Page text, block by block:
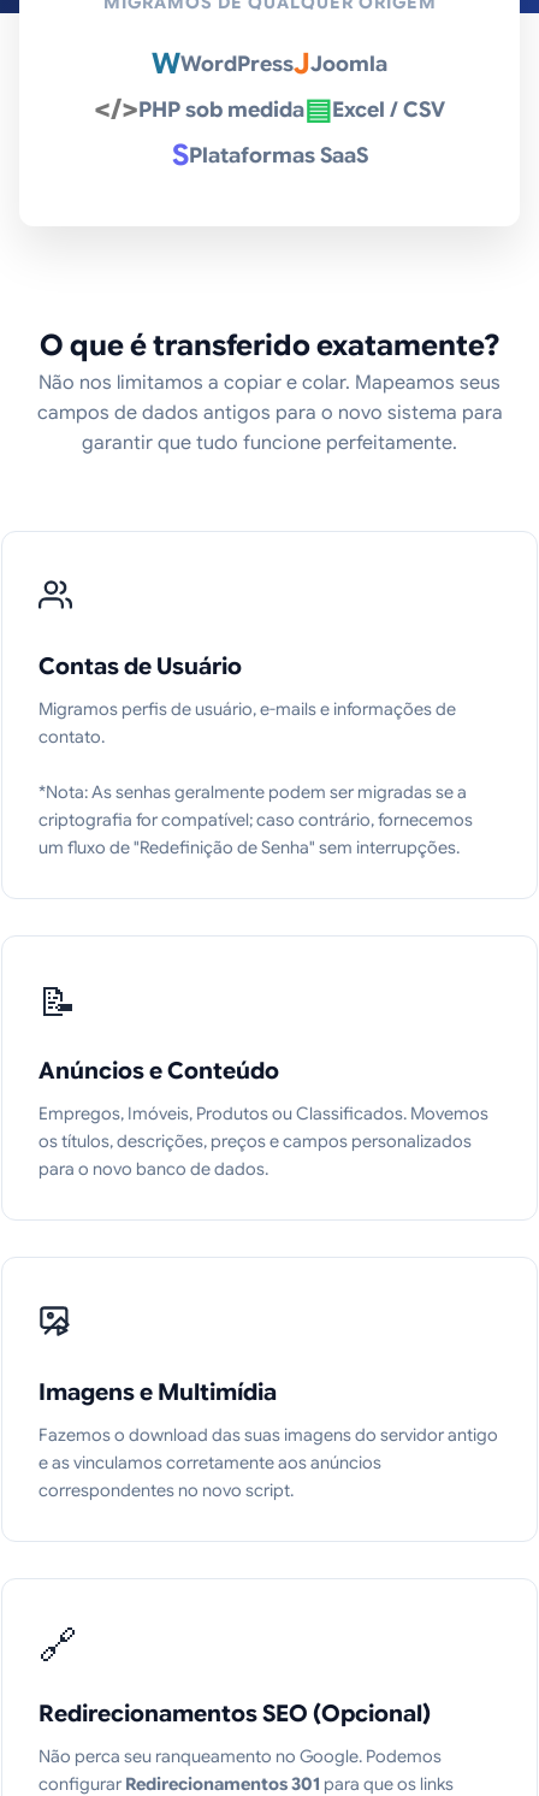
WWordPressJJoomla
</>PHP sob medida▤Excel / CSV
SPlataformas SaaS
O que é transferido exatamente?
Não nos limitamos a copiar e colar. Mapeamos seus
campos de dados antigos para o novo sistema para
garantir que tudo funcione perfeitamente.
Contas de Usuário
Migramos perfis de usuário, e-mails e informações de
contato.
*Nota: As senhas geralmente podem ser migradas se a
criptografia for compatível; caso contrário, fornecemos
um fluxo de "Redefinição de Senha" sem interrupções.
📝
Anúncios e Conteúdo
Empregos, Imóveis, Produtos ou Classificados. Movemos
os títulos, descrições, preços e campos personalizados
para o novo banco de dados.
Imagens e Multimídia
Fazemos o download das suas imagens do servidor antigo
e as vinculamos corretamente aos anúncios
correspondentes no novo script.
🔗
Redirecionamentos SEO (Opcional)
Não perca seu ranqueamento no Google. Podemos
configurar Redirecionamentos 301 para que os links